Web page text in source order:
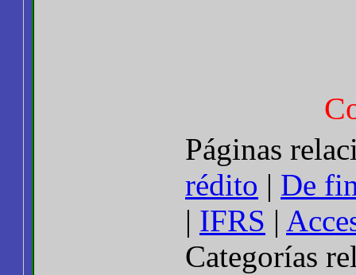
Páginas
rédito | De
| IFRS |
Categorías